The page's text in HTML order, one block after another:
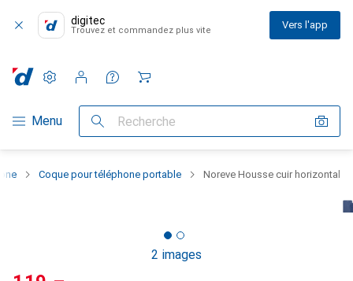
digitec
Trouvez et commandez plus vite Vers l'app
Navigation par catégorie
Menu Recherche
Paramètres
Compte client
Listes de comparaison
Listes d'envies
Panier
Coque pour téléphone portable Noreve Housse cuir horizontal
2 images